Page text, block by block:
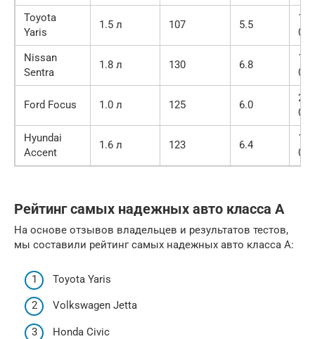
Toyota
Yaris
1.5 л 107 5.5
17
000
Nissan
Sentra
1.8 л 130 6.8
19
000
Ford Focus 1.0 л 125 6.0
21
000
Hyundai
Accent
1.6 л 123 6.4
16
000
Рейтинг самых надежных авто класса А
На основе отзывов владельцев и результатов тестов,
мы составили рейтинг самых надежных авто класса А:
Toyota Yaris
Volkswagen Jetta
Honda Civic